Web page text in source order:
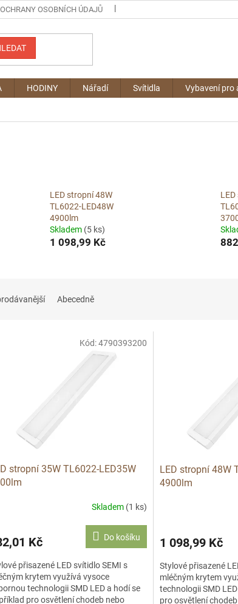
OSOBNÍCH ÚDAJŮ
HODINY Nářadí Svítidla Vybavení pro
LED stropní 48W
TL6022-LED48W
4900lm
Skladem (5 ks)
1 098,99 Kč
Abecedně
stropní 35W TL6022-LED35W
Skladem (1 ks)
Kč Do košíku
přisazené LED svítidlo SEMI s
krytem využívá vysoce
technologii SMD LED a hodí se
pro osvětlení chodeb nebo
Kód:4790393200
LED stropní 48W
4900lm
1 098,99 Kč
Stylové přisazené
mléčným krytem
technologii SMD
pro osvětlení